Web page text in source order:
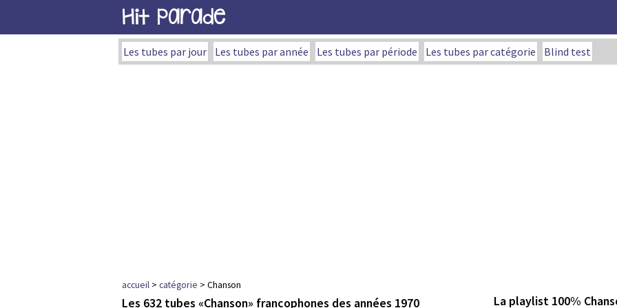
Hit Parade
Les tubes par jour Les tubes par année Les tubes par période Les tubes par catégorie Blind test
accueil > catégorie > Chanson
La playlist 100%
Les 632 tubes «Chanson» francophones des années 1970